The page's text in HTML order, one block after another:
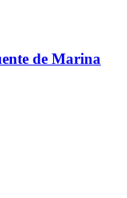
de Marina